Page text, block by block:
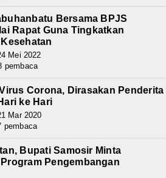
Bersama BPJS
Rapat Guna Tingkatkan
Mei 2022
pembaca
Corona, Dirasakan Penderita
ke Hari
Mar 2020
pembaca
Bupati Samosir Minta
Pengembangan